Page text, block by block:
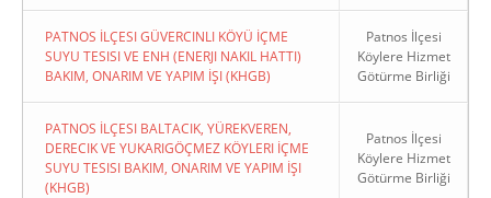
PATNOS İLÇESI GÜVERCINLI KÖYÜ İÇME
SUYU TESISI VE ENH (ENERJI NAKIL HATTI)
BAKIM, ONARIM VE YAPIM İŞI (KHGB)
Patnos İlçesi
Köylere Hizmet
Götürme Birliği
PATNOS İLÇESI BALTACIK, YÜREKVEREN,
DERECIK VE YUKARIGÖÇMEZ KÖYLERI İÇME
SUYU TESISI BAKIM, ONARIM VE YAPIM İŞI
(KHGB)
Patnos İlçesi
Köylere Hizmet
Götürme Birliği